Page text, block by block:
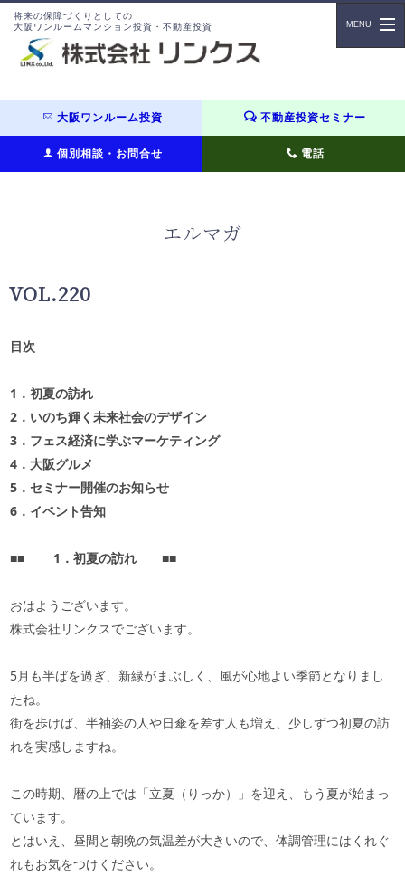
将来の保障づくりとしての
大阪ワンルームマンション投資・不動産投資
大阪ワンルーム投資 不動産投資セミナー
個別相談・お問合せ 電話
エルマガ
VOL.220
目次
1 ．初夏の訪れ
2 ．いのち輝く未来社会のデザイン
3 ．フェス経済に学ぶマーケティング
4 ．大阪グルメ
5 ．セミナー開催のお知らせ
6 ．イベント告知
■■ 1 ．初夏の訪れ ■■
おはようございます。
株式会社リンクスでございます。
5月も半ばを過ぎ、新緑がまぶしく、風が心地よい季節となりまし
たね。
街を歩けば、半袖姿の人や日傘を差す人も増え、少しずつ初夏の訪
れを実感しますね。
この時期、暦の上では「立夏（りっか）」を迎え、もう夏が始まっ
ています。
とはいえ、昼間と朝晩の気温差が大きいので、体調管理にはくれぐ
れもお気をつけください。